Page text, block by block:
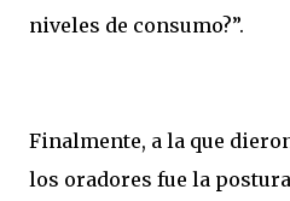
niveles de consumo?”.
Finalmente, a la que
los oradores fue la